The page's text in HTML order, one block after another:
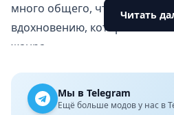
много общего, что
вдохновению, которое есть
жанра.
файтинга? Это 1v1.LOL,
JustPlay.LOL. Эта игра не
Читать
Мы в Telegram
Ещё больше модов у нас в